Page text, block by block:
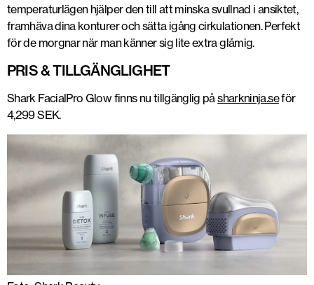
temperaturlägen hjälper den till att minska svullnad i ansiktet,
framhäva dina konturer och sätta igång cirkulationen. Perfekt
för de morgnar när man känner sig lite extra glåmig.
PRIS & TILLGÄNGLIGHET
Shark FacialPro Glow finns nu tillgänglig påsharkninja.seför
4,299 SEK.